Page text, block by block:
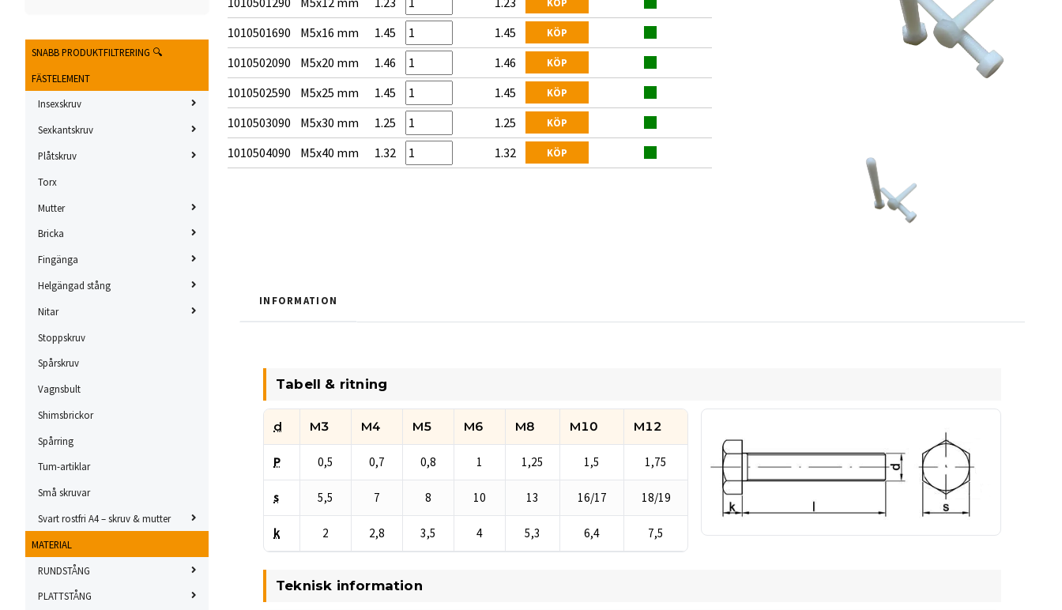
SNABB PRODUKTFILTRERING 🔍
FÄSTELEMENT
Insexskruv
Sexkantskruv
Plåtskruv
Torx
Mutter
Bricka
Fingänga
Helgängad stång
Nitar
Stoppskruv
Spårskruv
Vagnsbult
Shimsbrickor
Spårring
Tum-artiklar
Små skruvar
Svart rostfri A4 – skruv & mutter
MATERIAL
RUNDSTÅNG
PLATTSTÅNG
1010501690 M5x16 mm 1.45 1.45 KÖP
1010502090 M5x20 mm 1.46 1.46 KÖP
1010502590 M5x25 mm 1.45 1.45 KÖP
1010503090 M5x30 mm 1.25 1.25 KÖP
1010504090 M5x40 mm 1.32 1.32 KÖP
INFORMATION
Tabell & ritning
Måttabell för DIN 933 / ISO 4017 plastskruv (M3–M12)
d M3 M4 M5 M6 M8 M10 M12
P 0,5 0,7 0,8 1 1,25 1,5 1,75
s 5,5 7 8 10 13 16/17 18/19
k 2 2,8 3,5 4 5,3 6,4
7,5
Teknisk information